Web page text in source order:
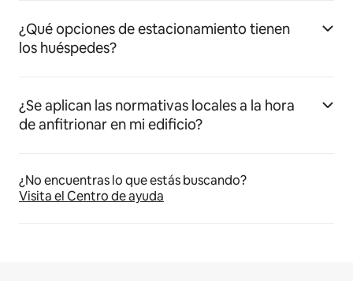
¿Qué opciones de estacionamiento tienen
los huéspedes?
¿Se aplican las normativas locales a la hora
de anfitrionar en mi edificio?
¿No encuentras lo que estás buscando?
Visita el Centro de ayuda